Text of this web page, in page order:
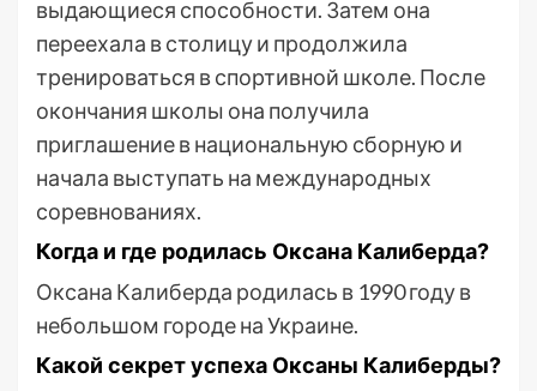
выдающиеся способности. Затем она
переехала в столицу и продолжила
тренироваться в спортивной школе. После
окончания школы она получила
приглашение в национальную сборную и
начала выступать на международных
соревнованиях.
Когда и где родилась Оксана Калиберда?
Оксана Калиберда родилась в 1990 году в
небольшом городе на Украине.
Какой секрет успеха Оксаны Калиберды?